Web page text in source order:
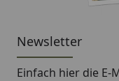
Newsletter
Einfach hier die E-